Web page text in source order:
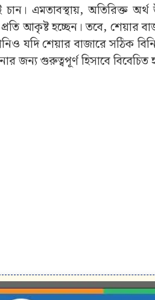
চান। এমতাবস্থায়, অতিরিক্ত
আকৃষ্ট হচ্ছেন। তবে, শেয়ার
যদি শেয়ার বাজারে সঠিক
জন্য গুরুত্বপূর্ণ হিসাবে বিবেচিত